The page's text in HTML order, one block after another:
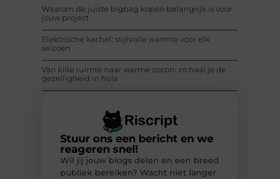
Waarom de juiste bigbag kopen belangrijk is voor
jouw project
Elektrische kachel: stijlvolle warmte voor elk
seizoen
Van kille ruimte naar warme cocon: zo haal je de
gezelligheid in huis
Stuur ons een bericht en we
reageren snel!
Wil jij jouw blogs delen en een breed
publiek bereiken? Wacht niet langer